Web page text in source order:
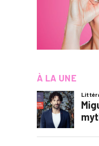
À LA UNE